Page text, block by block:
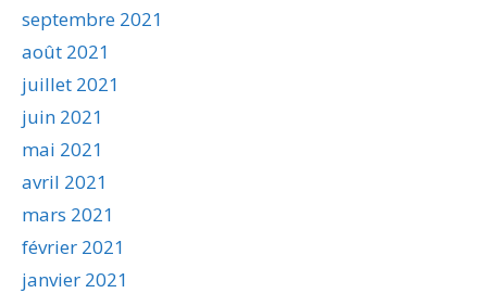
septembre 2021
août 2021
juillet 2021
juin 2021
mai 2021
avril 2021
mars 2021
février 2021
janvier 2021